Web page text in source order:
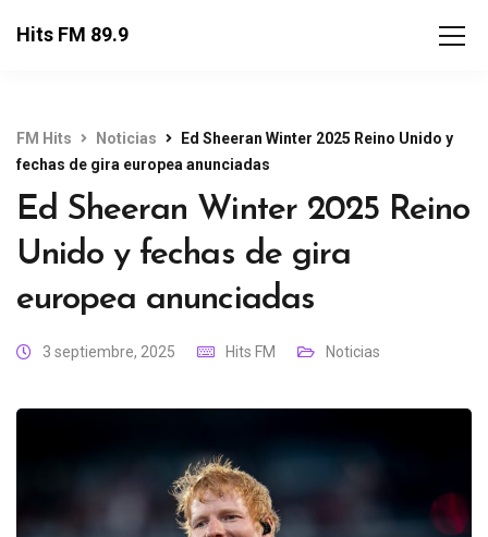
Hits FM 89.9
FM Hits Noticias
Ed Sheeran Winter 2025 Reino Unido y
fechas de gira europea anunciadas
Ed Sheeran Winter 2025 Reino
Unido y fechas de gira
europea anunciadas
3 septiembre, 2025 Hits FM Noticias